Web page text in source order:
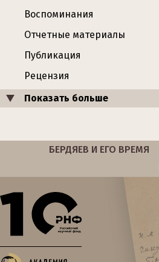
Воспоминания
Отчетные материалы
Публикация
Рецензия
Показать больше
БЕРДЯЕВ И ЕГО ВРЕМЯ